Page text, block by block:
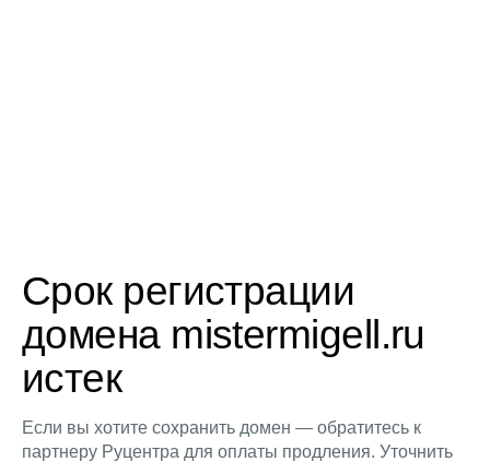
Срок регистрации
домена mistermigell.ru
истек
Если вы хотите сохранить домен — обратитесь к
партнеру Руцентра для оплаты продления. Уточнить